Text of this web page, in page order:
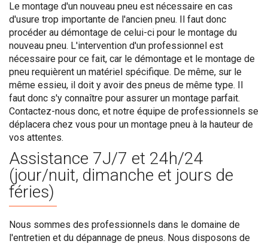
Le montage d'un nouveau pneu est nécessaire en cas
d'usure trop importante de l'ancien pneu. Il faut donc
procéder au démontage de celui-ci pour le montage du
nouveau pneu. L'intervention d'un professionnel est
nécessaire pour ce fait, car le démontage et le montage de
pneu requièrent un matériel spécifique. De même, sur le
même essieu, il doit y avoir des pneus de même type. Il
faut donc s'y connaître pour assurer un montage parfait.
Contactez-nous donc, et notre équipe de professionnels se
déplacera chez vous pour un montage pneu à la hauteur de
vos attentes.
Assistance 7J/7 et 24h/24
(jour/nuit, dimanche et jours de
féries)
Nous sommes des professionnels dans le domaine de
l'entretien et du dépannage de pneus. Nous disposons de